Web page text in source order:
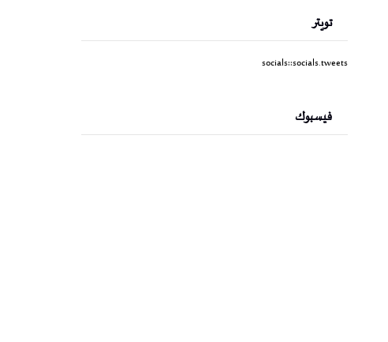
تويتر
socials::socials.tweets
فيسبوك